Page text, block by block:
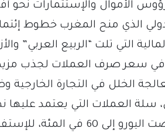
الأموال والإستثمارات نحو
التي تلت “الربيع العربي”
في سعر صرف العملات لجذب
الخلل في التجارة الخارجية
سلة العملات التي يعتمد عليها
إلى 40 في المئة وقلّصت اليورو